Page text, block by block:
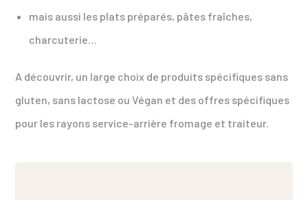
mais aussi les plats préparés, pâtes fraîches,
charcuterie…
A découvrir, un large choix de produits spécifiques sans
gluten, sans lactose ou Végan et des offres spécifiques
pour les rayons service-arrière fromage et traiteur.